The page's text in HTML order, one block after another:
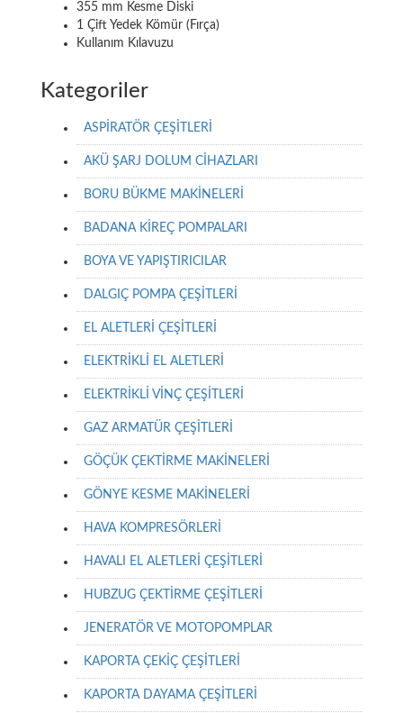
355 mm Kesme Diski
1 Çift Yedek Kömür (Fırça)
Kullanım Kılavuzu
Kategoriler
ASPİRATÖR ÇEŞİTLERİ
AKÜ ŞARJ DOLUM CİHAZLARI
BORU BÜKME MAKİNELERİ
BADANA KİREÇ POMPALARI
BOYA VE YAPIŞTIRICILAR
DALGIÇ POMPA ÇEŞİTLERİ
EL ALETLERİ ÇEŞİTLERİ
ELEKTRİKLİ EL ALETLERİ
ELEKTRİKLİ VİNÇ ÇEŞİTLERİ
GAZ ARMATÜR ÇEŞİTLERİ
GÖÇÜK ÇEKTİRME MAKİNELERİ
GÖNYE KESME MAKİNELERİ
HAVA KOMPRESÖRLERİ
HAVALI EL ALETLERİ ÇEŞİTLERİ
HUBZUG ÇEKTİRME ÇEŞİTLERİ
JENERATÖR VE MOTOPOMPLAR
KAPORTA ÇEKİÇ ÇEŞİTLERİ
KAPORTA DAYAMA ÇEŞİTLERİ